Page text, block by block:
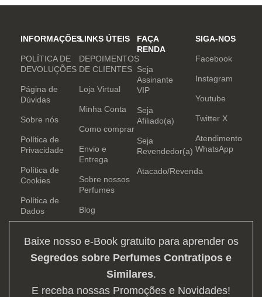
INFORMAÇÕES
POLÍTICA DE
DEVOLUÇÕES
Página de
Dúvidas
Sobre nós
Política de
Privacidade
Política de
Cookies
Política de
Dados
LINKS ÚTEIS
DEPOIMENTOS
DE CLIENTES
Loja Virtual
Minha Conta
Como comprar
Envio e
Entrega
Sobre nossos
Perfumes
Blog
FAÇA
RENDA
Seja
Assinante
VIP
Seja
Afiliado(a)
Seja
Revendedor(a)
Atacado/Revenda
SIGA-NOS
Facebook
Instagram
Youtube
Twitter X
Atendimento
WhatsApp
Baixe nosso e-Book gratuito para aprender os
Segredos sobre Perfumes Contratipos e
Similares.
E receba nossas Promoções e Novidades!